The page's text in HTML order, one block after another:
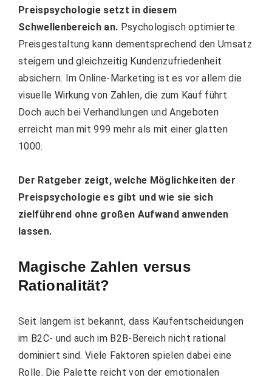
Preispsychologie setzt in diesem
Schwellenbereich an. Psychologisch optimierte
Preisgestaltung kann dementsprechend den Umsatz
steigern und gleichzeitig Kundenzufriedenheit
absichern. Im Online-Marketing ist es vor allem die
visuelle Wirkung von Zahlen, die zum Kauf führt.
Doch auch bei Verhandlungen und Angeboten
erreicht man mit 999 mehr als mit einer glatten
1000.
Der Ratgeber zeigt, welche Möglichkeiten der
Preispsychologie es gibt und wie sie sich
zielführend ohne großen Aufwand anwenden
lassen.
Magische Zahlen versus
Rationalität?
Seit langem ist bekannt, dass Kaufentscheidungen
im B2C- und auch im B2B-Bereich nicht rational
dominiert sind. Viele Faktoren spielen dabei eine
Rolle. Die Palette reicht von der emotionalen